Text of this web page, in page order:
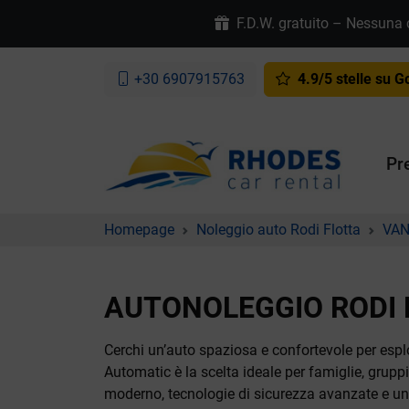
F.D.W. gratuito –
+30 6907915763 4.9/5 stelle su
Homepage Noleggio auto Rodi Flotta
AUTONOLEGGIO
Cerchi un’auto spaziosa e confortevole per
Automatic è la scelta ideale per famiglie,
moderno, tecnologie di sicurezza avanzate e